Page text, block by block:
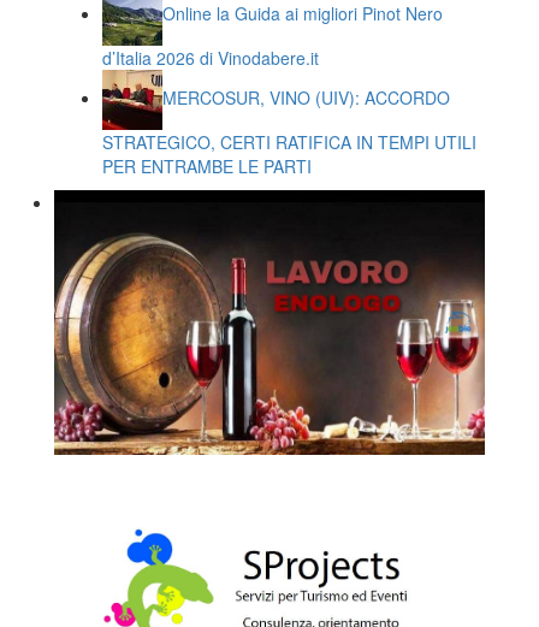
Online la Guida ai migliori Pinot Nero
d’Italia 2026 di Vinodabere.it
MERCOSUR, VINO (UIV): ACCORDO
STRATEGICO, CERTI RATIFICA IN TEMPI UTILI
PER ENTRAMBE LE PARTI